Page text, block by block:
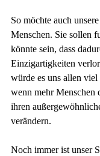
So möchte auch
Menschen. Sie sollen
könnte sein, dass
Einzigartigkeiten
würde es uns allen viel
wenn mehr Menschen
ihren
verändern.
Noch immer ist unser